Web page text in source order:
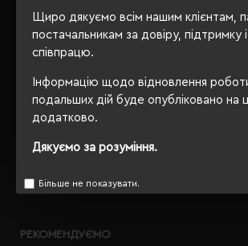
Щиро дякуємо всім нашим клієнтам,
постачальникам за довіру, підтримку
співпрацю.
Інформацію щодо відновлення
подальших дій буде опубліковано на
додатково.
Дякуємо за розуміння.
Більше не показувати.
Сертифікація
OEKO-TEX®
PETA-Approved
ОПИС
ВІДГУКИ
РЕКОМЕНДУЄМО